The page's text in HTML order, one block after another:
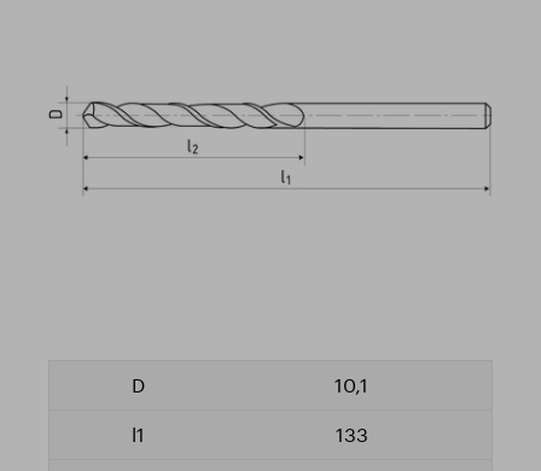
10,1
133